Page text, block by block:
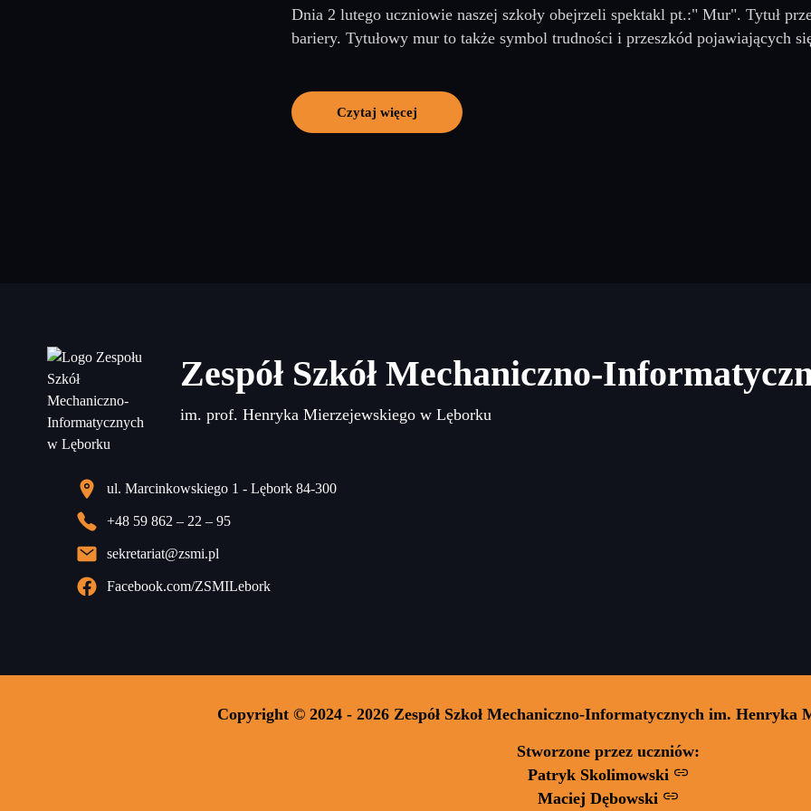
Dnia 2 lutego uczniowie naszej szkoły obejrzeli spektakl pt.:" Mur". Tytuł
bariery. Tytułowy mur to także symbol trudności i przeszkód pojawiających
Czytaj więcej
Zespół Szkół Mechaniczno-
im. prof. Henryka Mierzejewskiego w Lęborku
ul. Marcinkowskiego 1 - Lębork 84-300
+48 59 862 – 22 – 95
sekretariat@zsmi.pl
Facebook.com/ZSMILebork
Copyright © 2024 - 2026 Zespół Szkoł Mechaniczno-Informatycznych im. Henryka
Stworzone przez uczniów:
Patryk Skolimowski
Maciej Dębowski